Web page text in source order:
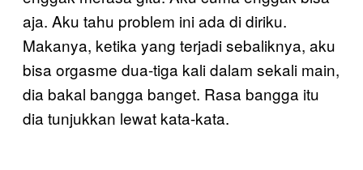
aja. Aku tahu problem ini ada di diriku.
Makanya, ketika yang terjadi sebaliknya, aku
bisa orgasme dua-tiga kali dalam sekali main,
dia bakal bangga banget. Rasa bangga itu
dia tunjukkan lewat kata-kata.